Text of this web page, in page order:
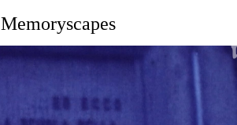
Memoryscapes